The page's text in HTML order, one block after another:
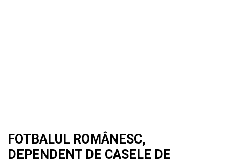
FOTBALUL ROMÂNESC,
DEPENDENT DE CASELE DE